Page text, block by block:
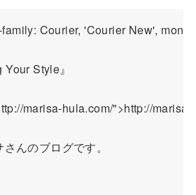
family: Courier, 'Courier
Style』
marisa-hula.com/">http://
さんのブログです。